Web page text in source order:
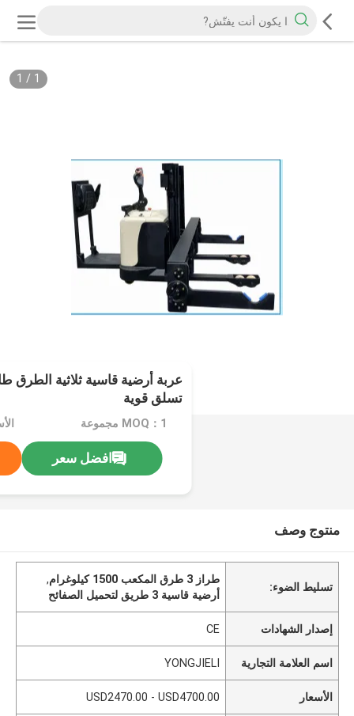
1
/
1
تسلق قوية
MOQ：1 مجموعة
افضل سعر
منتوج وصف
تسليط الضوء:
طراز 3 طرق المكعب 1500 كيلوغرام
,
أرضية قاسية 3 طريق لتحميل الصفائح
إصدار الشهادات CE
اسم العلامة التجارية YONGJIELI
الأسعار USD2470.00 - USD4700.00